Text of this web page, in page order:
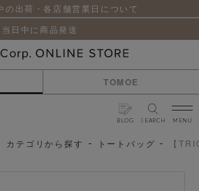
の出荷・各店舗営業日について
日中に商品発送
TOMOE
BLOG SEARCH MENU
カテゴリから探す トートバッグ 【